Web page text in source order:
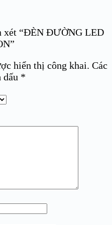
xét “ĐÈN ĐƯỜNG LED
hiển thị công khai. Các
dấu *